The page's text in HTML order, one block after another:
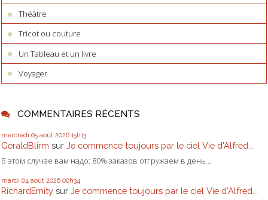
Théâtre
Tricot ou couture
Un Tableau et un livre
Voyager
COMMENTAIRES RÉCENTS
mercredi 05 août 2026 15h13
GeraldBlirm sur Je commence toujours par le ciel Vie d'Alfred...
В этом случае вам надо: 80% заказов отгружаем в день...
mardi 04 août 2026 00h34
RichardEmity sur Je commence toujours par le ciel Vie d'Alfred...